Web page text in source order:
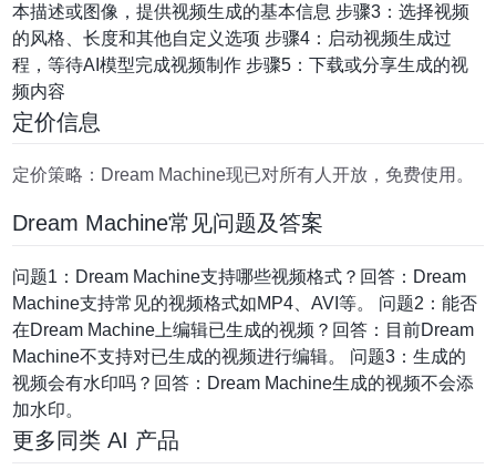
本描述或图像，提供视频生成的基本信息 步骤3：选择视频
的风格、长度和其他自定义选项 步骤4：启动视频生成过
程，等待AI模型完成视频制作 步骤5：下载或分享生成的视
频内容
定价信息
定价策略：Dream Machine现已对所有人开放，免费使用。
Dream Machine常见问题及答案
问题1：Dream Machine支持哪些视频格式？回答：Dream
Machine支持常见的视频格式如MP4、AVI等。 问题2：能否
在Dream Machine上编辑已生成的视频？回答：目前Dream
Machine不支持对已生成的视频进行编辑。 问题3：生成的
视频会有水印吗？回答：Dream Machine生成的视频不会添
加水印。
更多同类 AI 产品